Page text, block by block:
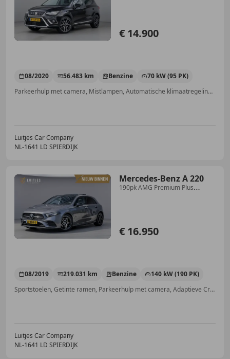
€ 14.900
08/2020 56.483 km Benzine
70 kW (95 PK)
Parkeerhulp met camera, Mistlampen, Automatische klimaatregeling, Getinte ramen, Airconditioning, Alarm, Navigatiesysteem, Lichtmetalen velgen
Luitjes Car Company
NL-1641 LD SPIERDIJK
Mercedes-Benz A 220
190pk AMG Premium Plus
€ 16.950
08/2019 219.031 km Benzine
140 kW (190 PK)
Sportstoelen, Getinte ramen, Parkeerhulp met camera, Adaptieve Cruise Control, Airconditioning, Open dak, Airbag bestuurder, LED verlichting
Luitjes Car Company
NL-1641 LD SPIERDIJK